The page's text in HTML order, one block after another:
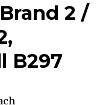
2 /
B297